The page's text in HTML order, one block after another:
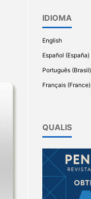
IDIOMA
English
Español (España)
Português (Brasil)
Français (France)
QUALIS